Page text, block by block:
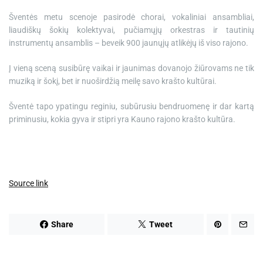
Šventės metu scenoje pasirodė chorai, vokaliniai ansambliai,
liaudiškų šokių kolektyvai, pučiamųjų orkestras ir tautinių
instrumentų ansamblis – beveik 900 jaunųjų atlikėjų iš viso rajono.
Į vieną sceną susibūrę vaikai ir jaunimas dovanojo žiūrovams ne tik
muziką ir šokį, bet ir nuoširdžią meilę savo krašto kultūrai.
Šventė tapo ypatingu reginiu, subūrusiu bendruomenę ir dar kartą
priminusiu, kokia gyva ir stipri yra Kauno rajono krašto kultūra.
Source link
Share Tweet